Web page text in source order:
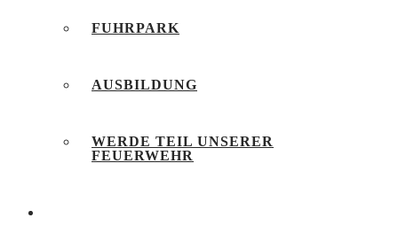
FUHRPARK
AUSBILDUNG
WERDE TEIL UNSERER
FEUERWEHR